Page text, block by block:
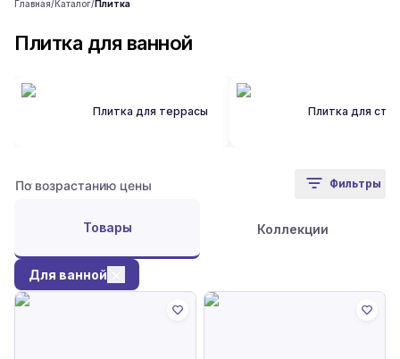
Главная/Каталог/Плитка
Плитка для ванной
Плитка для террасы Плитка для стен
Фильтры
Товары Коллекции
Для ванной